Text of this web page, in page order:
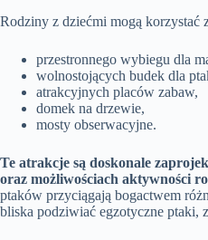
Rodziny z dziećmi mogą korzystać
przestronnego wybiegu dla
wolnostojących budek dla
atrakcyjnych placów zabaw,
domek na drzewie,
mosty obserwacyjne.
Te atrakcje są doskonale
oraz możliwościach aktywności
ptaków przyciągają bogactwem
bliska podziwiać egzotyczne ptaki,